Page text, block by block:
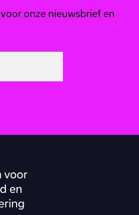
onze nieuwsbrief en